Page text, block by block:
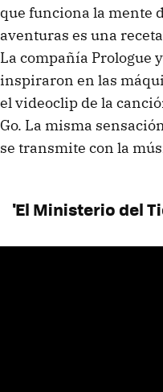
que funciona la mente
aventuras es una
La compañía Prologue
inspiraron en las
el videoclip de la
Go. La misma
se transmite con la
'El Ministerio del